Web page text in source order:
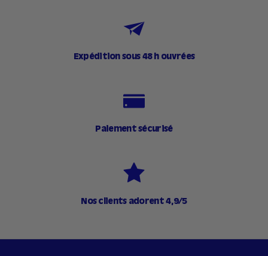
Expédition sous 48 h ouvrées
Paiement sécurisé
Nos clients adorent 4,9/5